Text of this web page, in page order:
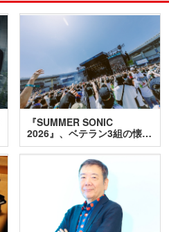
『SUMMER SONIC
2026』、ベテラン3組の懐…